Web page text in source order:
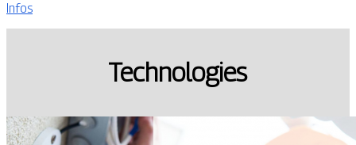
Infos
Technologies